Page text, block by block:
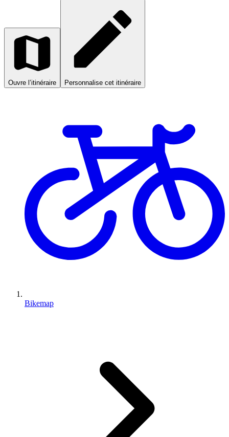
Ouvre l’itinéraire Personnalise cet itinéraire
Bikemap